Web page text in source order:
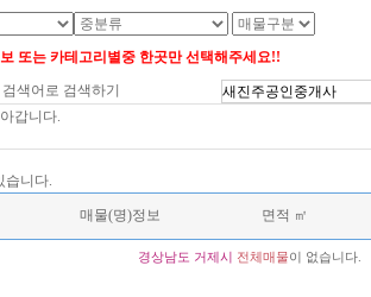
또는 카테고리별중 한곳만 선택해주세요!!
검색어로 검색하기
갑니다.
습니다.
매물(명)정보 면적 ㎡
경상남도 거제시 전체매물이 없습니다.